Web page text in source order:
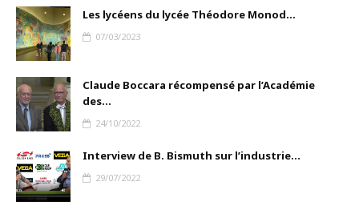
Les lycéens du lycée Théodore Monod...
07/03/2023
Claude Boccara récompensé par l’Académie
des...
24/10/2022
Interview de B. Bismuth sur l’industrie...
29/07/2022